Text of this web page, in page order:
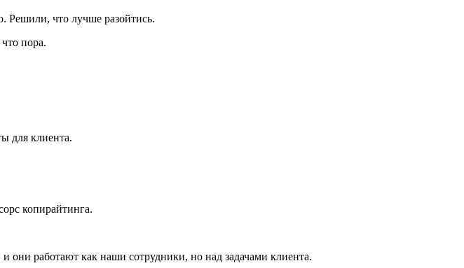
Решили, что лучше разойтись.
пора.
для клиента.
копирайтинга.
они работают как наши сотрудники, но над задачами клиента.